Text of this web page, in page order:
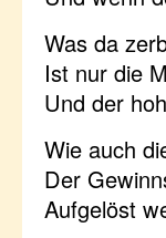
Was da
Ist nur die
Und der
Wie auch
Der
Aufgelöst